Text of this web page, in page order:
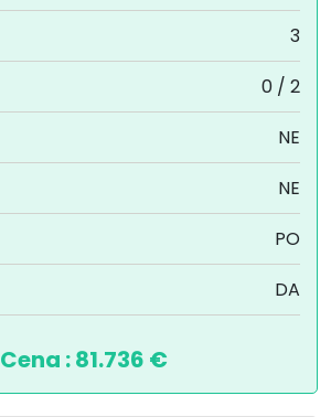
3
0 / 2
NE
NE
PO
DA
Cena : 81.736 €